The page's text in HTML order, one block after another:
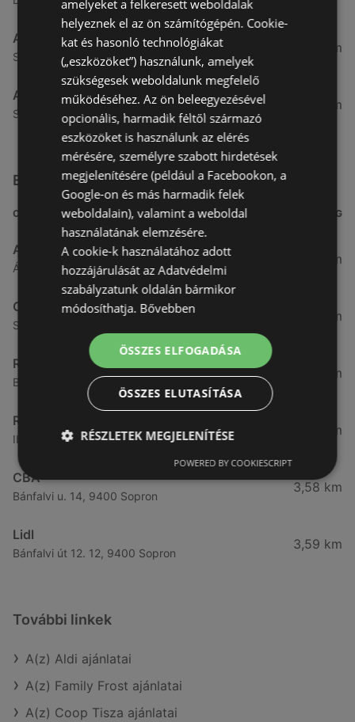
Aldi
Szent Márton u. 57-61., 9700 Szombathely
51,54 km
Aldi
Szent Gellért utca 49., 9700 Szombathely
53,49 km
Egyéb Szupermarketek üzletek a közelben
CÍM TÁVOLSÁG
ALDI
Ágfalvi út 4/a, 9400 Sopron
3,26 km
CBA
Somfalvi u. 14., 9400 Sopron
3,31 km
Reál
Besenyő u. 16., 9400 Sopron
3,32 km
Reál
Ibolya út 15., 9400 Sopron
3,41 km
CBA
Bánfalvi u. 14, 9400 Sopron
3,58 km
Lidl
Bánfalvi út 12. 12, 9400 Sopron
3,59 km
További linkek
A(z) Aldi ajánlatai
A(z) Family Frost ajánlatai
A(z) Coop Tisza ajánlatai
amelyeket a felkeresett weboldalak
helyeznek el az ön számítógépén. Cookie-
kat és hasonló technológiákat
(„eszközöket”) használunk, amelyek
szükségesek weboldalunk megfelelő
működéséhez. Az ön beleegyezésével
opcionális, harmadik féltől származó
eszközöket is használunk az elérés
mérésére, személyre szabott hirdetések
megjelenítésére (például a Facebookon, a
Google-on és más harmadik felek
weboldalain), valamint a weboldal
használatának elemzésére.
A cookie-k használatához adott
hozzájárulását az Adatvédelmi
szabályzatunk oldalán bármikor
módosíthatja. Bővebben
ÖSSZES ELFOGADÁSA
ÖSSZES ELUTASÍTÁSA
RÉSZLETEK MEGJELENÍTÉSE
POWERED BY COOKIESCRIPT